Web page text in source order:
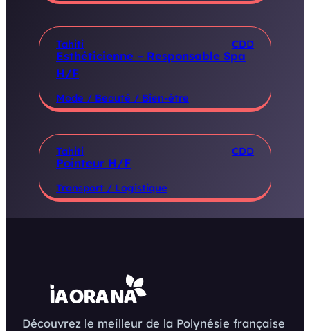
Tahiti CDD
Esthéticienne – Responsable Spa
H/F
Mode / Beauté / Bien-être
Tahiti CDD
Pointeur H/F
Transport / Logistique
Découvrez le meilleur de la Polynésie française